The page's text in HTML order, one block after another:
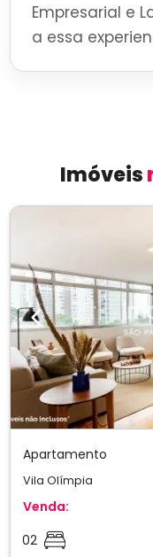
Empresarial e
a essa
Imóveis
Previous
Apartamento
Vila Olímpia
Venda:
02